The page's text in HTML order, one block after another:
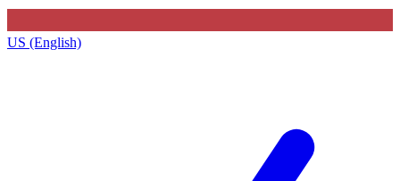
US (English)